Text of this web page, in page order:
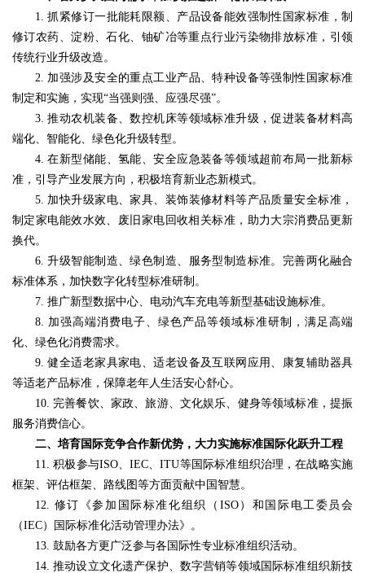
1. 抓紧修订一批能耗限额、产品设备能效强制性国家标准，制
修订农药、淀粉、石化、铀矿冶等重点行业污染物排放标准，引领
传统行业升级改造。
2. 加强涉及安全的重点工业产品、特种设备等强制性国家标准
制定和实施，实现“当强则强、应强尽强”。
3. 推动农机装备、数控机床等领域标准升级，促进装备材料高
端化、智能化、绿色化升级转型。
4. 在新型储能、氢能、安全应急装备等领域超前布局一批新标
准，引导产业发展方向，积极培育新业态新模式。
5. 加快升级家电、家具、装饰装修材料等产品质量安全标准，
制定家电能效水效、废旧家电回收相关标准，助力大宗消费品更新
换代。
6. 升级智能制造、绿色制造、服务型制造标准。完善两化融合
标准体系，加快数字化转型标准研制。
7. 推广新型数据中心、电动汽车充电等新型基础设施标准。
8. 加强高端消费电子、绿色产品等领域标准研制，满足高端
化、绿色化消费需求。
9. 健全适老家具家电、适老设备及互联网应用、康复辅助器具
等适老产品标准，保障老年人生活安心舒心。
10. 完善餐饮、家政、旅游、文化娱乐、健身等领域标准，提振
服务消费信心。
二、培育国际竞争合作新优势，大力实施标准国际化跃升工程
11. 积极参与ISO、IEC、ITU等国际标准组织治理，在战略实施
框架、评估框架、路线图等方面贡献中国智慧。
12. 修订《参加国际标准化组织（ISO）和国际电工委员会
（IEC）国际标准化活动管理办法》。
13. 鼓励各方更广泛参与各国际性专业标准组织活动。
14. 推动设立文化遗产保护、数字营销等领域国际标准组织新技